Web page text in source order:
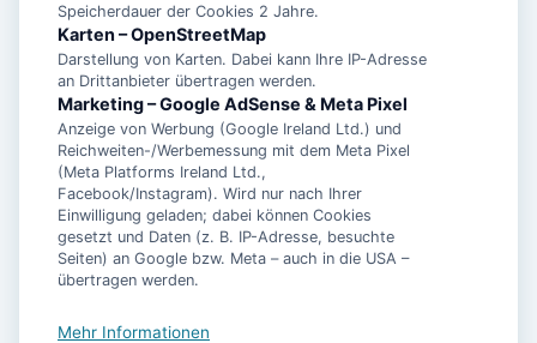
Ferienwohnung Dünenrose
Norddeicher Perle 2
- Ferienhaus Bühler Quetsch -
- Ferienhaus Pelikan -
- Ferienhaus Plesse -
Speicherdauer der Cookies 2 Jahre.
Karten – OpenStreetMap
Darstellung von Karten. Dabei kann Ihre IP-Adresse
an Drittanbieter übertragen werden.
Marketing – Google AdSense & Meta Pixel
Anzeige von Werbung (Google Ireland Ltd.) und
Reichweiten-/Werbemessung mit dem Meta Pixel
(Meta Platforms Ireland Ltd.,
Facebook/Instagram). Wird nur nach Ihrer
Einwilligung geladen; dabei können Cookies
gesetzt und Daten (z. B. IP-Adresse, besuchte
Seiten) an Google bzw. Meta – auch in die USA –
übertragen werden.
Mehr Informationen